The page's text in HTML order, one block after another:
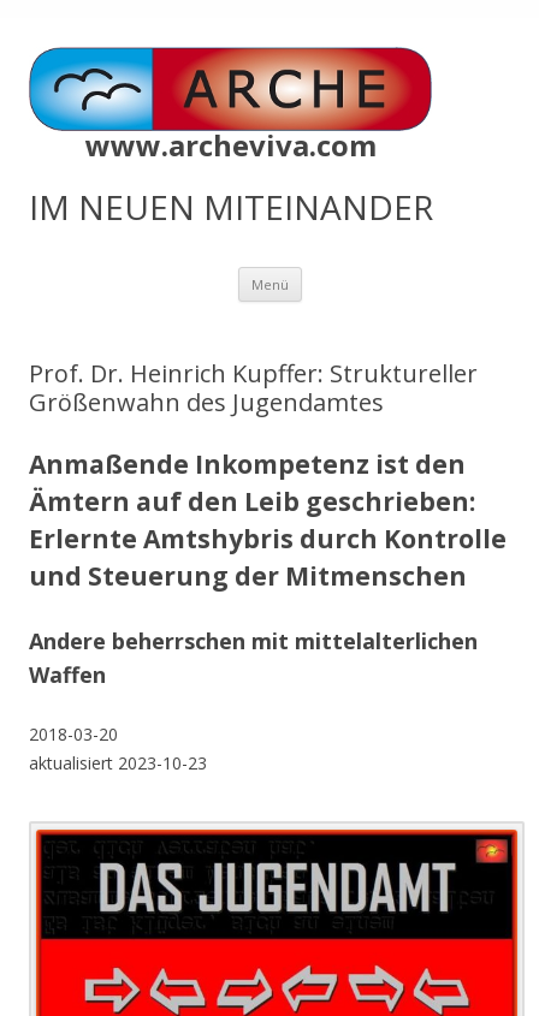
www.archeviva.com
IM NEUEN MITEINANDER
Menü Zum
springen
Prof. Dr. Heinrich Kupffer: Struktureller
Größenwahn des Jugendamtes
Anmaßende Inkompetenz ist den
Ämtern auf den Leib geschrieben:
Erlernte Amtshybris durch Kontrolle
und Steuerung der Mitmenschen
Andere beherrschen mit mittelalterlichen
Waffen
2018-03-20
aktualisiert 2023-10-23